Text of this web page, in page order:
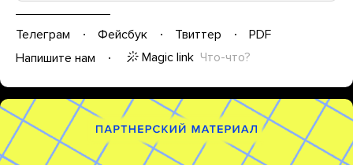
Телеграм Фейсбук Твиттер
PDF
Напишите нам
Magic link Что-что?